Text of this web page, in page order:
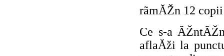
rãmĂŽn 12
Ce s-a
aflaĂži la